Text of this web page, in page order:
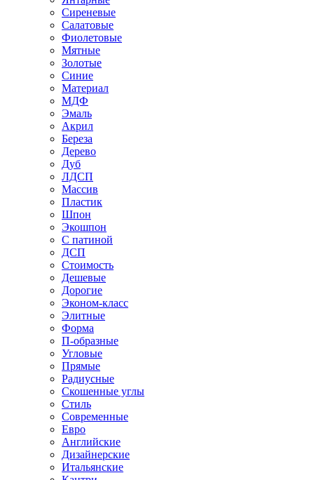
Сиреневые
Салатовые
Фиолетовые
Мятные
Золотые
Синие
Материал
МДФ
Эмаль
Акрил
Береза
Дерево
Дуб
ЛДСП
Массив
Пластик
Шпон
Экошпон
С патиной
ДСП
Стоимость
Дешевые
Дорогие
Эконом-класс
Элитные
Форма
П-образные
Угловые
Прямые
Радиусные
Скошенные углы
Стиль
Современные
Евро
Английские
Дизайнерские
Итальянские